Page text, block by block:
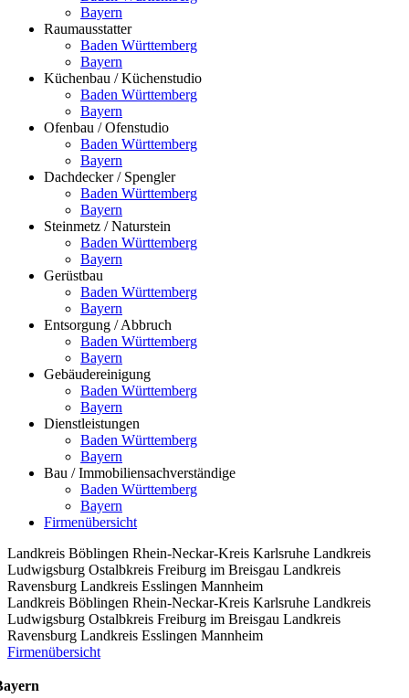
Bayern
Raumausstatter
Baden Württemberg
Bayern
Küchenbau / Küchenstudio
Baden Württemberg
Bayern
Ofenbau / Ofenstudio
Baden Württemberg
Bayern
Dachdecker / Spengler
Baden Württemberg
Bayern
Steinmetz / Naturstein
Baden Württemberg
Bayern
Gerüstbau
Baden Württemberg
Bayern
Entsorgung / Abbruch
Baden Württemberg
Bayern
Gebäudereinigung
Baden Württemberg
Bayern
Dienstleistungen
Baden Württemberg
Bayern
Bau / Immobiliensachverständige
Baden Württemberg
Bayern
Firmenübersicht
Landkreis Böblingen Rhein-Neckar-Kreis Karlsruhe Landkreis
Ludwigsburg Ostalbkreis Freiburg im Breisgau Landkreis
Ravensburg Landkreis Esslingen Mannheim
Landkreis Böblingen Rhein-Neckar-Kreis Karlsruhe Landkreis
Ludwigsburg Ostalbkreis Freiburg im Breisgau Landkreis
Ravensburg Landkreis Esslingen Mannheim
Firmenübersicht